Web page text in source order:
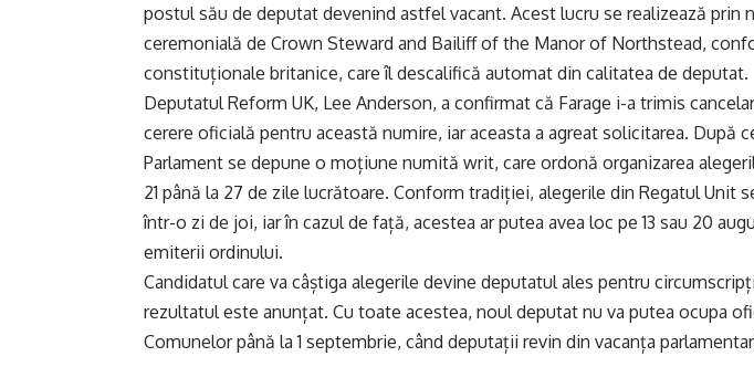
postul său de deputat devenind astfel vacant. Acest lucru se realizează prin
ceremonială de Crown Steward and Bailiff of the Manor of Northstead,
constituționale britanice, care îl descalifică automat din calitatea de deputat.
Deputatul Reform UK, Lee Anderson, a confirmat că Farage i-a trimis
cerere oficială pentru această numire, iar aceasta a agreat solicitarea. După
Parlament se depune o moțiune numită writ, care ordonă organizarea
21 până la 27 de zile lucrătoare. Conform tradiției, alegerile din Regatul Unit
într-o zi de joi, iar în cazul de față, acestea ar putea avea loc pe 13 sau 20
emiterii ordinului.
Candidatul care va câștiga alegerile devine deputatul ales pentru
rezultatul este anunțat. Cu toate acestea, noul deputat nu va putea ocupa
Comunelor până la 1 septembrie, când deputații revin din vacanța